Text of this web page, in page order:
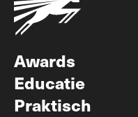
Awards
Educatie
Praktisch